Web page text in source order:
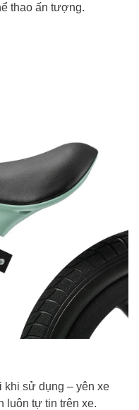
thao ấn tượng.
khi sử dụng – yên xe
luôn tự tin trên xe.